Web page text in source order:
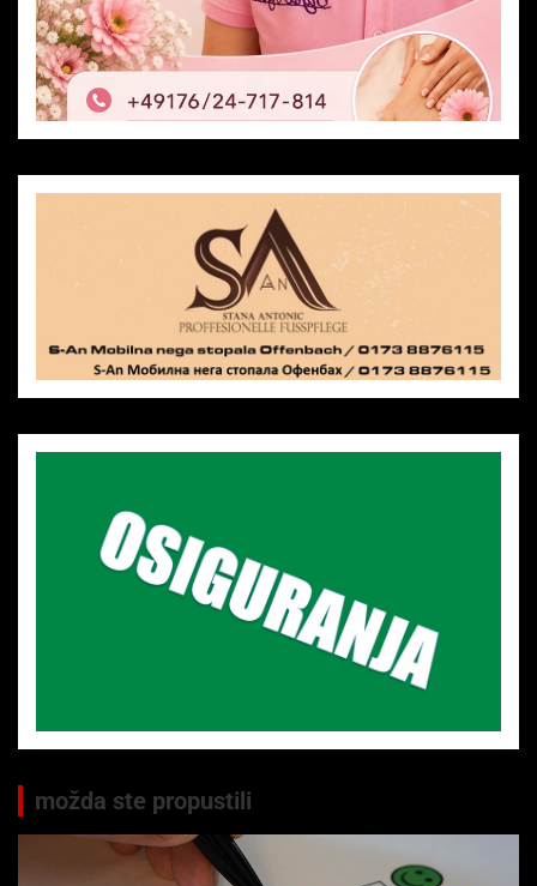
možda ste propustili